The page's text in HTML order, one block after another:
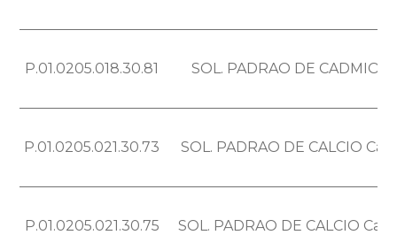
P.01.0205.018.30.81 SOL. PADRAO DE CADMIO
P.01.0205.021.30.73 SOL. PADRAO DE CALCIO Ca
P.01.0205.021.30.75 SOL. PADRAO DE CALCIO Ca